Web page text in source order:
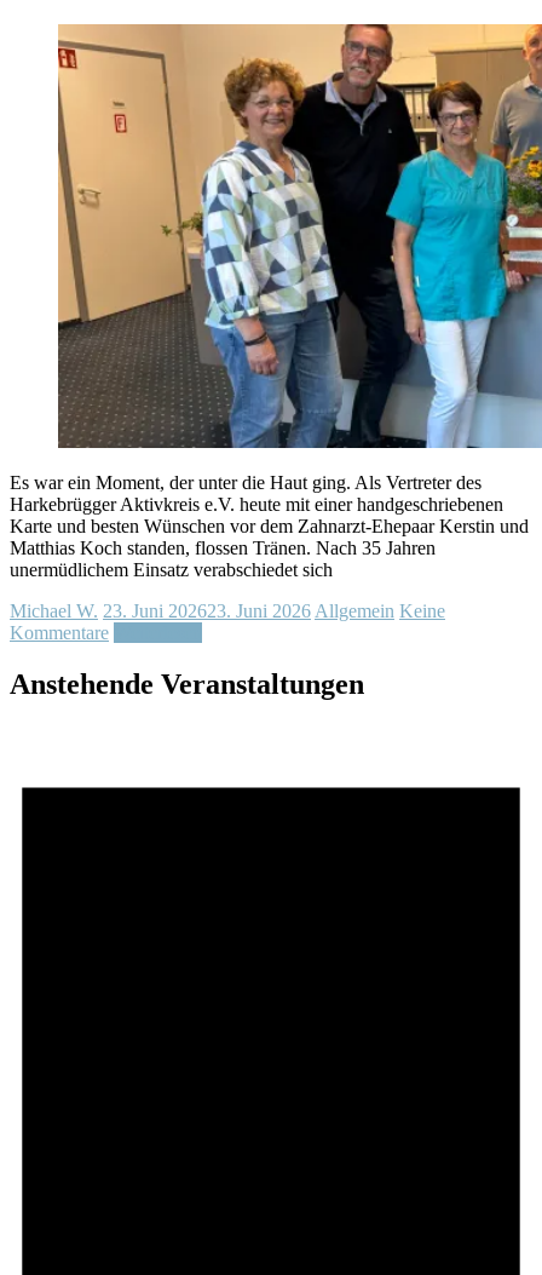
Es war ein Moment, der unter die Haut ging. Als Vertreter des
Harkebrügger Aktivkreis e.V. heute mit einer handgeschriebenen
Karte und besten Wünschen vor dem Zahnarzt-Ehepaar Kerstin und
Matthias Koch standen, flossen Tränen. Nach 35 Jahren
unermüdlichem Einsatz verabschiedet sich
Michael W. 23. Juni 202623. Juni 2026 Allgemein Keine
Kommentare
Anstehende Veranstaltungen